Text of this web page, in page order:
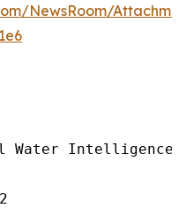
NewsRoom/
Water Intelligence